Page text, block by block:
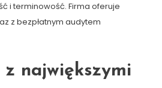
i terminowość. Firma oferuje
z bezpłatnym audytem
z największymi